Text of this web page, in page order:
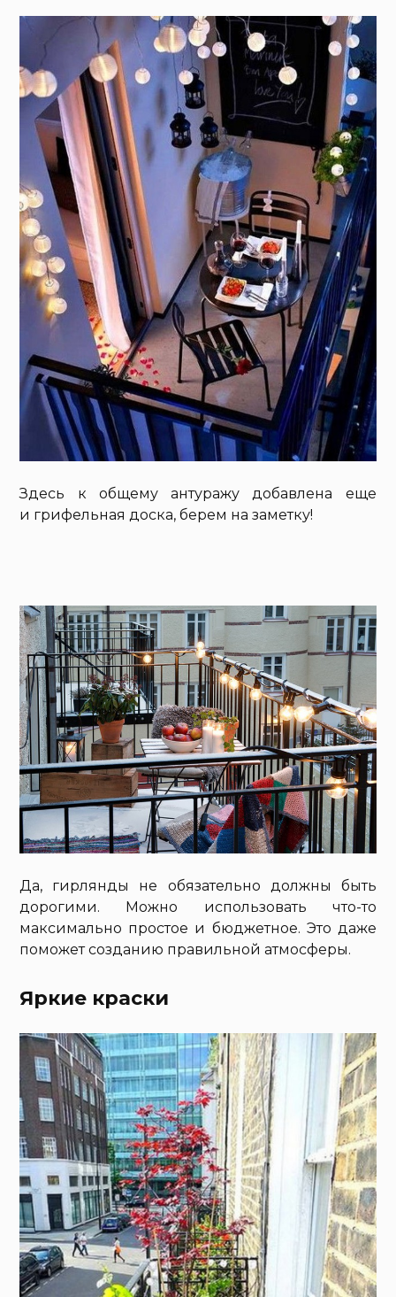
Здесь к общему антуражу добавлена еще
и грифельная доска, берем на заметку!
Да, гирлянды не обязательно должны быть
дорогими. Можно использовать что-то
максимально простое и бюджетное. Это даже
поможет созданию правильной атмосферы.
Яркие краски